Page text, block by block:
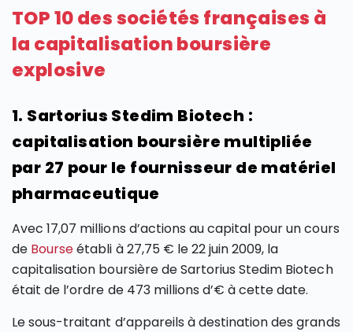
TOP 10 des sociétés françaises à
la capitalisation boursière
explosive
1. Sartorius Stedim Biotech :
capitalisation boursière multipliée
par 27 pour le fournisseur de matériel
pharmaceutique
Avec 17,07 millions d’actions au capital pour un cours
de Bourseétabli à 27,75 € le 22 juin 2009, la
capitalisation boursière de Sartorius Stedim Biotech
était de l’ordre de 473 millions d’€ à cette date.
Le sous-traitant d’appareils à destination des grands